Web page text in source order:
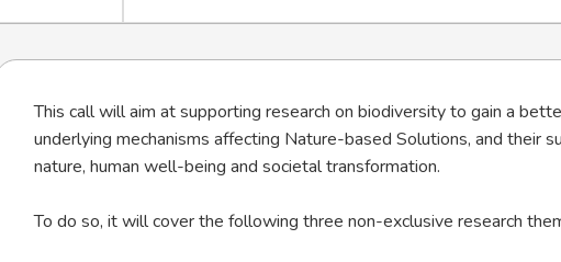
This call will aim at supporting research on biodiversity to gain a
underlying mechanisms affecting Nature-based Solutions, and
nature, human well-being and societal transformation.
To do so, it will cover the following three non-exclusive research